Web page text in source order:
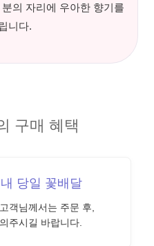
의 자리에 우아한 향기를
니다.
구매 혜택
당일 꽃배달
객님께서는 주문 후,
주시길 바랍니다.